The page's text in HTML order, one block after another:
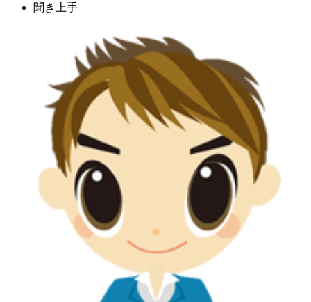
聞き上手